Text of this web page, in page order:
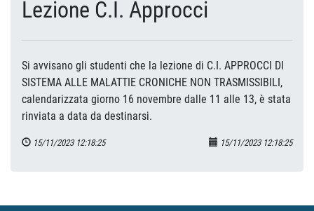
Lezione C.I. Approcci
Si avvisano gli studenti che la lezione di C.I. APPROCCI DI
SISTEMA ALLE MALATTIE CRONICHE NON TRASMISSIBILI,
calendarizzata giorno 16 novembre dalle 11 alle 13, è stata
rinviata a data da destinarsi.
15/11/2023 12:18:25 15/11/2023 12:18:25